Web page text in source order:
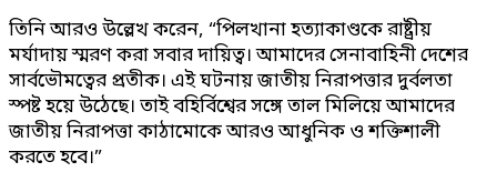
তিনি আরও উল্লেখ করেন, “পিলখানা হত্যাকাণ্ডকে রাষ্ট্রীয়
মর্যাদায় স্মরণ করা সবার দায়িত্ব। আমাদের সেনাবাহিনী দেশের
সার্বভৌমত্বের প্রতীক। এই ঘটনায় জাতীয় নিরাপত্তার দুর্বলতা
স্পষ্ট হয়ে উঠেছে। তাই বহির্বিশ্বের সঙ্গে তাল মিলিয়ে আমাদের
জাতীয় নিরাপত্তা কাঠামোকে আরও আধুনিক ও শক্তিশালী
করতে হবে।”